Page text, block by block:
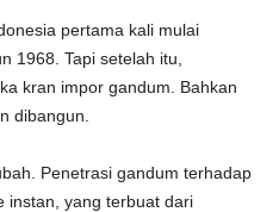
pertama kali mulai
1968. Tapi setelah itu,
kran impor gandum. Bahkan
dibangun.
Penetrasi gandum terhadap
instan, yang terbuat dari